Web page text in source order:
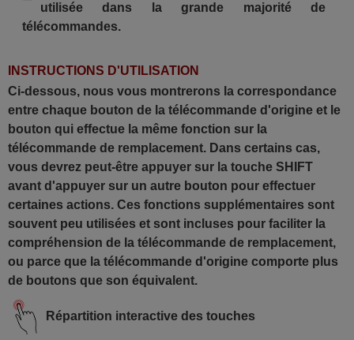
utilisée dans la grande majorité de
télécommandes.
INSTRUCTIONS D'UTILISATION
Ci-dessous, nous vous montrerons la correspondance
entre chaque bouton de la télécommande d'origine et le
bouton qui effectue la même fonction sur la
télécommande de remplacement. Dans certains cas,
vous devrez peut-être appuyer sur la touche SHIFT
avant d'appuyer sur un autre bouton pour effectuer
certaines actions. Ces fonctions supplémentaires sont
souvent peu utilisées et sont incluses pour faciliter la
compréhension de la télécommande de remplacement,
ou parce que la télécommande d'origine comporte plus
de boutons que son équivalent.
Répartition interactive des touches